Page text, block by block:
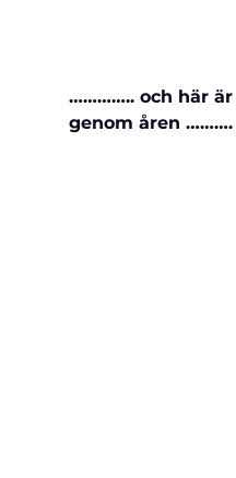
………….. och här är
genom åren ……….